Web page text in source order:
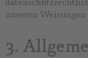
unseren
3.